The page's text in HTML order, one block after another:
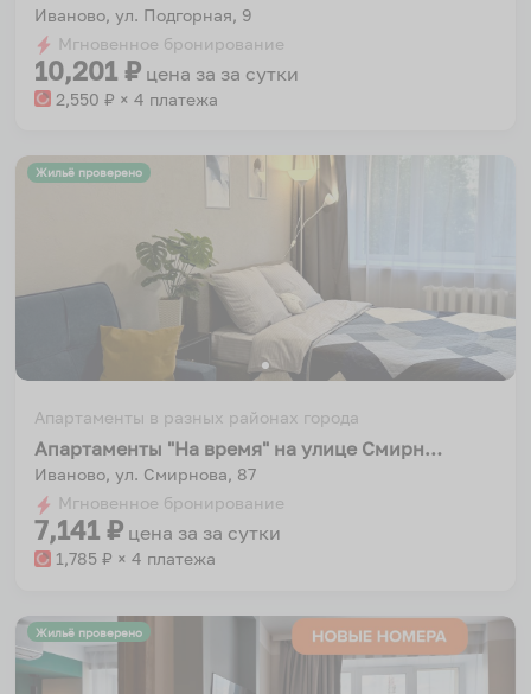
Иваново, ул. Подгорная, 9
Мгновенное бронирование
10,201 ₽ цена за за сутки
2,550 ₽ × 4 платежа
Жильё проверено
Апартаменты в разных районах города
Апартаменты "На время" на улице Смирнова 87
Иваново, ул. Смирнова, 87
Мгновенное бронирование
7,141 ₽ цена за за сутки
1,785 ₽ × 4 платежа
Жильё проверено